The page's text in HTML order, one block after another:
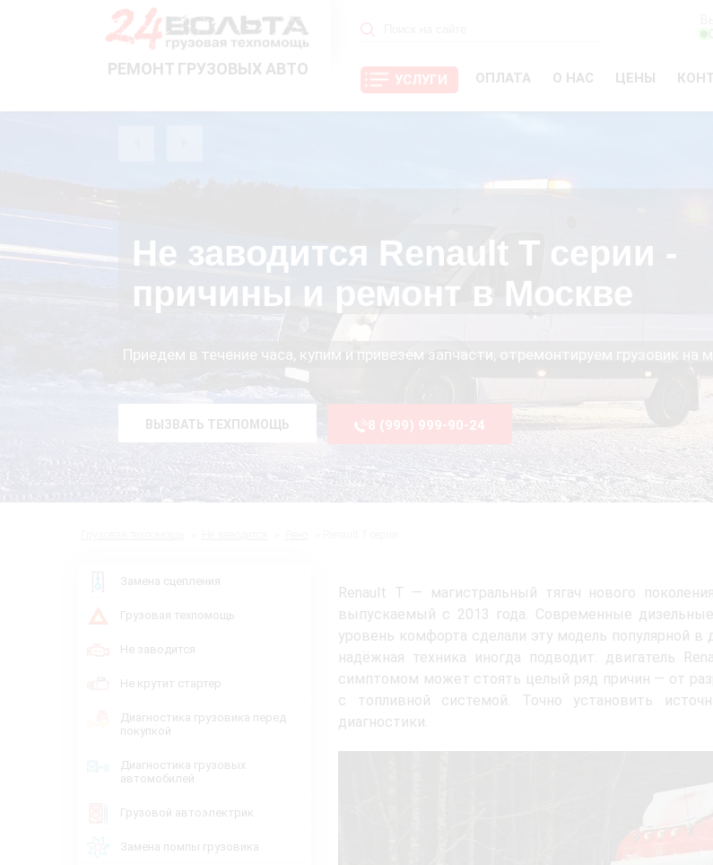
РЕМОНТ ГРУЗОВЫХ АВТО
УСЛУГИ ОПЛАТА О НАС ЦЕНЫ
Не заводится Renault T серии -
причины и ремонт в Москве
Приедем в течение часа, купим и привезём запчасти, отремонтируем грузовик на
ВЫЗВАТЬ ТЕХПОМОЩЬ 8 (999) 999-90-24
Замена сцепления
Грузовая техпомощь
Не заводится
Не крутит стартер
Диагностика грузовика перед
покупкой
Диагностика грузовых
автомобилей
Грузовой автоэлектрик
Замена помпы грузовика
Renault T — магистральный тягач нового
выпускаемый с 2013 года. Современные
уровень комфорта сделали эту модель популярной
надёжная техника иногда подводит: двигатель
симптомом может стоять целый ряд причин — от
с топливной системой. Точно установить
диагностики.